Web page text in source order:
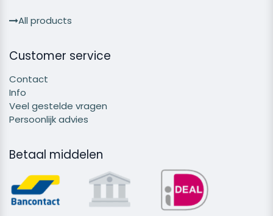
All products
Customer service
Contact
Info
Veel gestelde vragen
Persoonlijk advies
Betaal middelen